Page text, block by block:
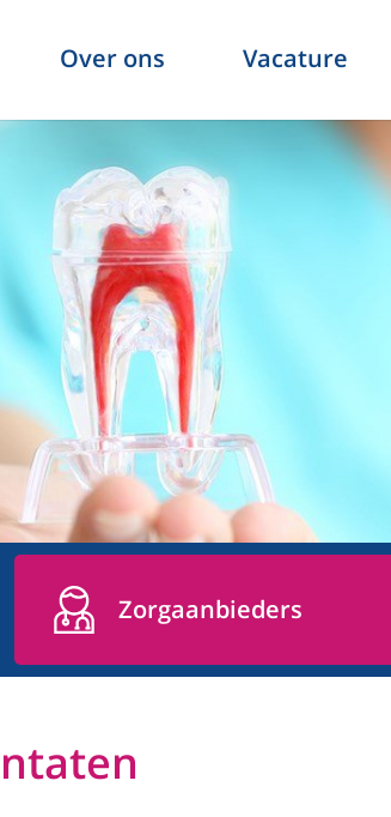
Over ons Vacature
Zorgaanbieders